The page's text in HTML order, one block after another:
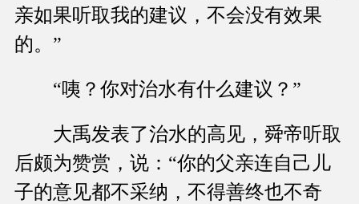
亲如果听取我的建议，不会没有效果
的。”
“咦？你对治水有什么建议？”
大禹发表了治水的高见，舜帝听取
后颇为赞赏，说：“你的父亲连自己儿
子的意见都不采纳，不得善终也不奇